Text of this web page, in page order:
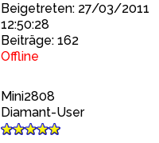
Beigetreten: 27/03/2011
12:50:28
Beiträge: 162
Offline
Mini2808
Diamant-User